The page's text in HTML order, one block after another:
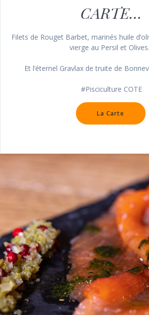
CARTE…
Filets de Rouget Barbet, marinés huile
vierge au Persil et
Et l’éternel Gravlax de truite de
#Pisciculture COTE
La Carte